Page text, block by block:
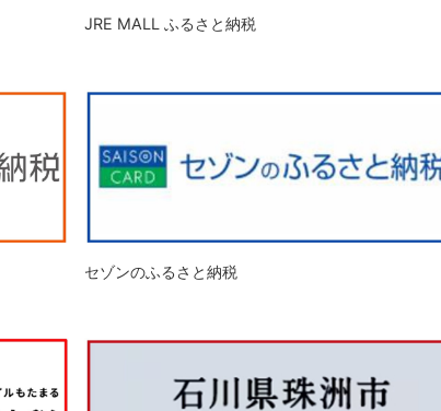
JRE MALL ふるさと納税
セゾンのふるさと納税